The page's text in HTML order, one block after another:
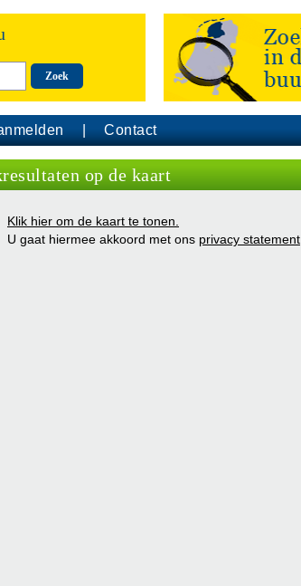
Zoek
Contact
op de kaart
Klik hier om de kaart te tonen.
U gaat hiermee akkoord met ons privacy statement